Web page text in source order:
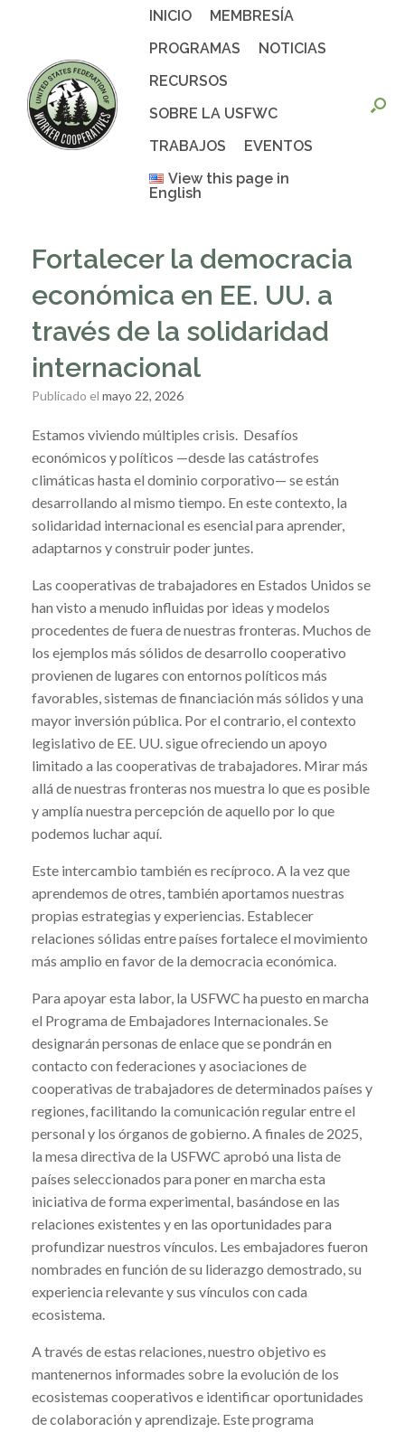
INICIO
MEMBRESÍA
PROGRAMAS
NOTICIAS
RECURSOS
SOBRE LA USFWC
TRABAJOS
EVENTOS
View this page in
English
Fortalecer la democracia
económica en EE. UU. a
través de la solidaridad
internacional
Publicado el mayo 22, 2026
Estamos viviendo múltiples crisis. Desafíos
económicos y políticos —desde las catástrofes
climáticas hasta el dominio corporativo— se están
desarrollando al mismo tiempo. En este contexto, la
solidaridad internacional es esencial para aprender,
adaptarnos y construir poder juntes.
Las cooperativas de trabajadores en Estados Unidos se
han visto a menudo influidas por ideas y modelos
procedentes de fuera de nuestras fronteras. Muchos de
los ejemplos más sólidos de desarrollo cooperativo
provienen de lugares con entornos políticos más
favorables, sistemas de financiación más sólidos y una
mayor inversión pública. Por el contrario, el contexto
legislativo de EE. UU. sigue ofreciendo un apoyo
limitado a las cooperativas de trabajadores. Mirar más
allá de nuestras fronteras nos muestra lo que es posible
y amplía nuestra percepción de aquello por lo que
podemos luchar aquí.
Este intercambio también es recíproco. A la vez que
aprendemos de otres, también aportamos nuestras
propias estrategias y experiencias. Establecer
relaciones sólidas entre países fortalece el movimiento
más amplio en favor de la democracia económica.
Para apoyar esta labor, la USFWC ha puesto en marcha
el Programa de Embajadores Internacionales. Se
designarán personas de enlace que se pondrán en
contacto con federaciones y asociaciones de
cooperativas de trabajadores de determinados países y
regiones, facilitando la comunicación regular entre el
personal y los órganos de gobierno. A finales de 2025,
la mesa directiva de la USFWC aprobó una lista de
países seleccionados para poner en marcha esta
iniciativa de forma experimental, basándose en las
relaciones existentes y en las oportunidades para
profundizar nuestros vínculos. Les embajadores fueron
nombrades en función de su liderazgo demostrado, su
experiencia relevante y sus vínculos con cada
ecosistema.
A través de estas relaciones, nuestro objetivo es
mantenernos informades sobre la evolución de los
ecosistemas cooperativos e identificar oportunidades
de colaboración y aprendizaje. Este programa